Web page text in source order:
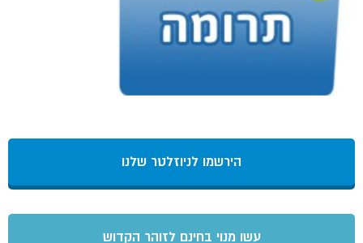
הירשמו לניוזלטר שלנו
עשו מנוי בחינם לזוהר הקדוש